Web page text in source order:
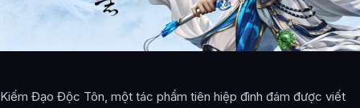
Kiếm Đạo Độc Tôn, một tác phẩm tiên hiệp đình đám được viết